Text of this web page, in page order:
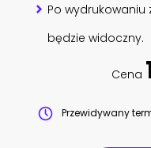
Po wydrukowaniu
będzie widoczny.
Cena
Przewidywany